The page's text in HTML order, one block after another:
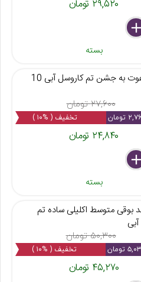
۲۹,۵۲۰ تومان
بسته
کارت دعوت به جشن تم کاروسل آبی 10
۲۷,۶۰۰ تومان
تومان تخفیف ( %۱۰ )
۲۴,۸۴۰ تومان
بسته
بوقی متوسط اکلیلی ساده تم
۵۰,۳۰۰ تومان
تومان تخفیف ( %۱۰ )
۴۵,۲۷۰ تومان